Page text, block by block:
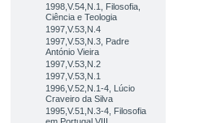
1998,V.54,N.1, Filosofia,
Ciência e Teologia
1997,V.53,N.4
1997,V.53,N.3, Padre
António Vieira
1997,V.53,N.2
1997,V.53,N.1
1996,V.52,N.1-4, Lúcio
Craveiro da Silva
1995,V.51,N.3-4, Filosofia